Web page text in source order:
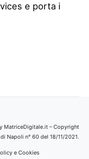
e porta i
MatriceDigitale.it – Copyright
Napoli n° 60 del 18/11/2021.
e Cookies